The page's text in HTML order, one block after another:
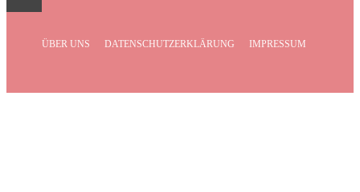
ÜBER UNS DATENSCHUTZERKLÄRUNG IMPRESSUM